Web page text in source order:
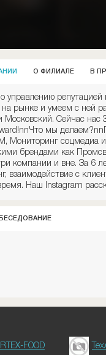
О ФИЛИАЛЕ В
управлению
рынке и умеем с ней
и Московский. Сейчас
мы
Мониторинг
брендами как
компании и вне. За 6
взаимодействие с
Наш Instagram
FOOD